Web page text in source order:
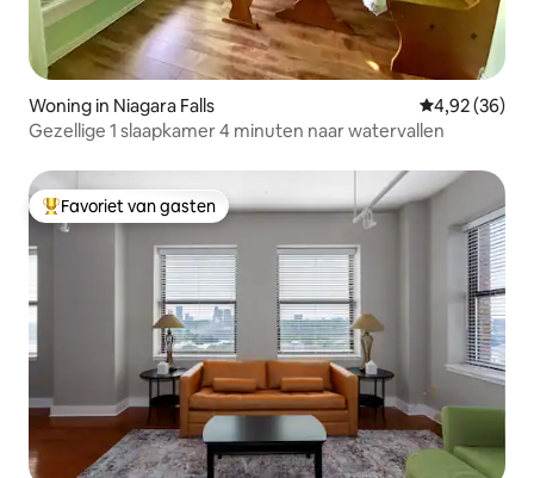
Woning in Niagara Falls Gemiddelde
4,92 (36)
Gezellige 1 slaapkamer 4 minuten naar watervallen
Topfavoriet van gasten
Favoriet van gasten